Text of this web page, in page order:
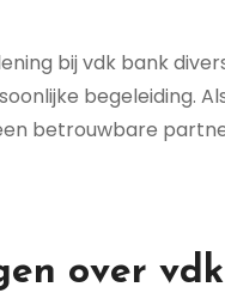
bij vdk bank
begeleiding.
betrouwbare
over